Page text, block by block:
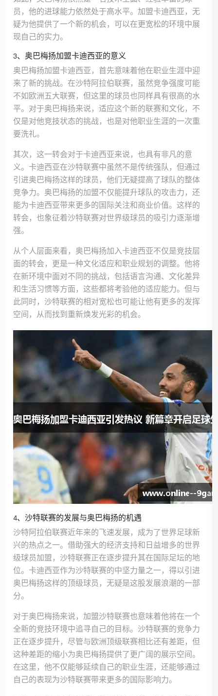
员，他的进球能力依然处于高水平。加盟卡迪西亚，无
疑为他提供了一个新的机会，可以在更宽松的环境中展
现自己的实力。
3、奥巴梅扬加盟卡迪西亚的意义
奥巴梅扬加盟卡迪西亚，首先意味着他在职业生涯中迎
来了新的挑战。在沙特阿拉伯联赛，虽然竞争强度可能
不如欧洲五大联赛，但这里的球员也同样具有很高的水
平。对于奥巴梅扬来说，适应这个新的联赛和文化，不
仅是对他竞技状态的挑战，也是对他职业生涯的一次重
要洗礼。
其次，这一转会对于卡迪西亚来说，也具有非凡的意
义。卡迪西亚在沙特联赛中虽然不是传统强队，但通过
引进奥巴梅扬这样的球员，他们无疑提高了球队的整体
竞争力。奥巴梅扬的加盟不仅能提升球队的攻击力，还
能为卡迪西亚带来更多的国际关注和商业价值。这样的
转会，也象征着沙特联赛对世界级球员的吸引力逐渐增
强。
从个人层面来看，奥巴梅扬加入卡迪西亚不仅是竞技层
面的转会，更是一种文化适应和职业规划的调整。他将
在新环境中面对不同的挑战，包括语言沟通、文化差异
和生活习惯等方面，这些都将考验他的适应能力。但与
此同时，沙特联赛的相对宽松也可能让他有更多的发挥
空间，从而找到重新焕发光彩的机会。
4、沙特联赛的发展与奥巴梅扬的机遇
沙特阿拉伯联赛近年来的飞速发展，成为了世界足球新
兴的热点之一。借助强大的经济支持和日益增多的世界
级球员加盟，沙特联赛正在逐步提升其在国际足坛的地
位。卡迪西亚作为沙特联赛的中坚力量之一，得以引进
奥巴梅扬这样的顶级球员，无疑是这股发展浪潮的一部
分。
对于奥巴梅扬来说，加盟沙特联赛也意味着他将在一个
全新的竞技环境中追寻自己的目标。沙特联赛的竞争力
正在逐步提升，尽管与欧洲顶级联赛相比还有差距，但
这种差距的缩小为奥巴梅扬提供了更广阔的展示空间。
在这里，他不仅能够延续自己的职业生涯，还能够通过
自己的表现为沙特联赛带来更多的国际影响力。